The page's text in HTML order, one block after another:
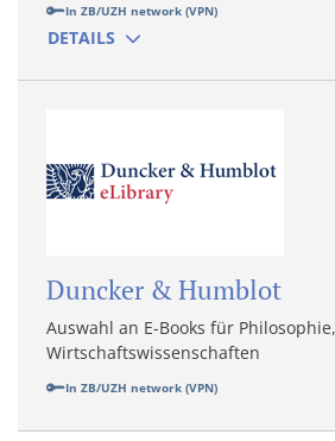
DETAILS
In ZB/UZH network (VPN)
Duncker & Humblot
Auswahl an E-Books für
Wirtschaftswissenschaften
In ZB/UZH network (VPN)